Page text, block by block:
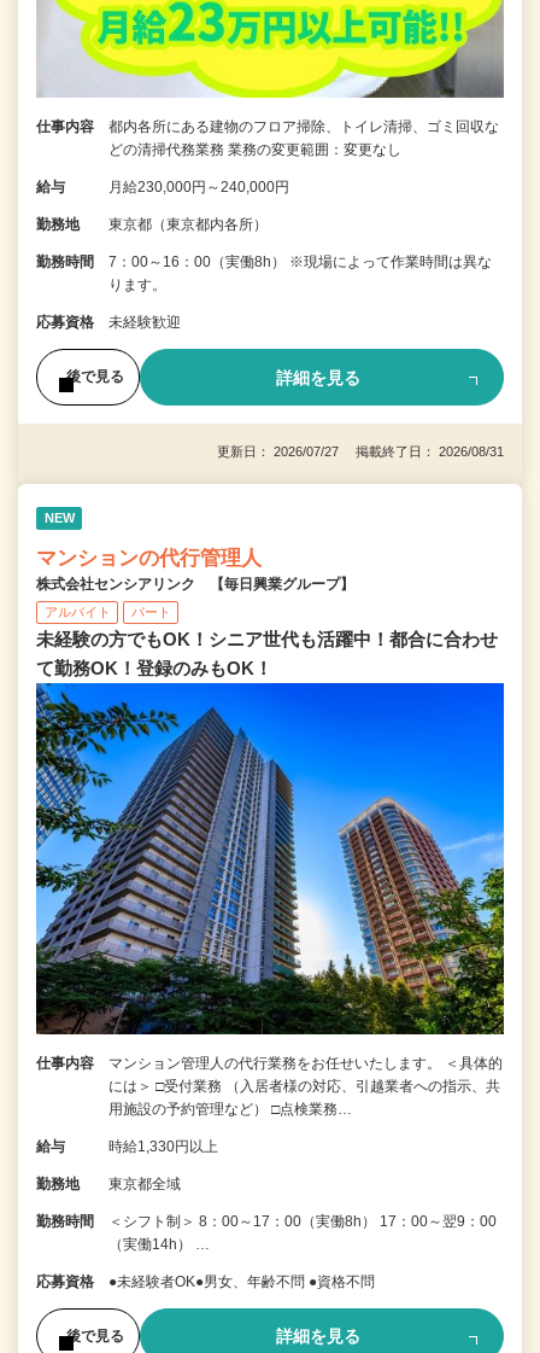
仕事内容
都内各所にある建物のフロア掃除、トイレ清掃、ゴミ回収な
どの清掃代務業務 業務の変更範囲：変更なし
給与 月給230,000円～240,000円
勤務地 東京都（東京都内各所）
勤務時間
7：00～16：00（実働8h） ※現場によって作業時間は異な
ります。
応募資格 未経験歓迎
後で見る 詳細を見る
更新日： 2026/07/27 掲載終了日： 2026/08/31
NEW
マンションの代行管理人
株式会社センシアリンク 【毎日興業グループ】
アルバイト パート
未経験の方でもOK！シニア世代も活躍中！都合に合わせ
て勤務OK！登録のみもOK！
仕事内容
マンション管理人の代行業務をお任せいたします。 ＜具体的
には＞ □受付業務 （入居者様の対応、引越業者への指示、共
用施設の予約管理など） □点検業務…
給与 時給1,330円以上
勤務地 東京都全域
勤務時間
＜シフト制＞ 8：00～17：00（実働8h） 17：00～翌9：00
（実働14h） …
応募資格 ●未経験者OK●男女、年齢不問 ●資格不問
後で見る 詳細を見る